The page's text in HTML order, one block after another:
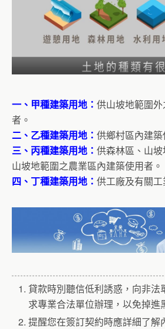
一、甲種建築用地： 供山坡地範圍
者。
二、乙種建築用地： 供鄉村區內建築
三、丙種建築用地： 供森林區、山
山坡地範圍之農業區內建築使用者。
四、丁種建築用地： 供工廠及有關
貸款時別聽信低利誘惑，向非法
求專業合法單位辦理，以免掉進
提醒您在簽訂契約時應詳細了解